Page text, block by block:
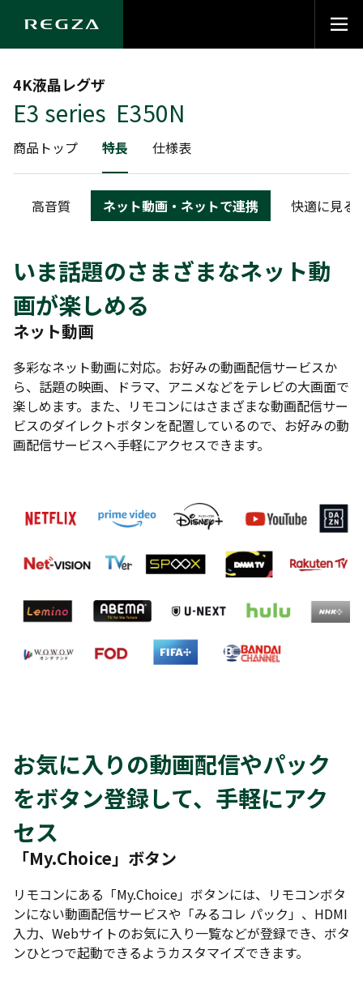
4K液晶レグザ
E3 series E350N
商品トップ 特長 仕様表
高音質 ネット動画・ネットで連携 快適に見る
いま話題のさまざまなネット動
画が楽しめる
ネット動画
多彩なネット動画に対応。お好みの動画配信サービスか
ら、話題の映画、ドラマ、アニメなどをテレビの大画面で
楽しめます。また、リモコンにはさまざまな動画配信サー
ビスのダイレクトボタンを配置しているので、お好みの動
画配信サービスへ手軽にアクセスできます。
お気に入りの動画配信やパック
をボタン登録して、手軽にアク
セス
「My.Choice」ボタン
リモコンにある「My.Choice」ボタンには、リモコンボタ
ンにない動画配信サービスや「みるコレ パック」、HDMI
入力、Webサイトのお気に入り一覧などが登録でき、ボタ
ンひとつで起動できるようカスタマイズできます。